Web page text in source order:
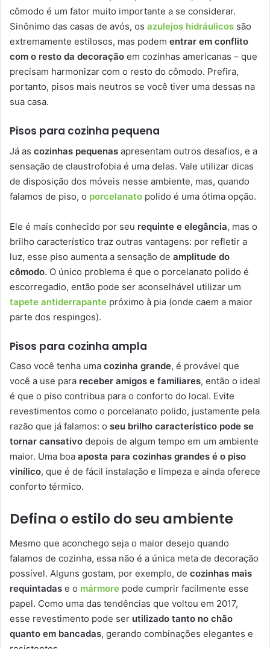
cômodo é um fator muito importante a se considerar.
Sinônimo das casas de avós, os azulejos hidráulicos são
extremamente estilosos, mas podem entrar em conflito
com o resto da decoração em cozinhas americanas – que
precisam harmonizar com o resto do cômodo. Prefira,
portanto, pisos mais neutros se você tiver uma dessas na
sua casa.
Pisos para cozinha pequena
Já as cozinhas pequenas apresentam outros desafios, e a
sensação de claustrofobia é uma delas. Vale utilizar dicas
de disposição dos móveis nesse ambiente, mas, quando
falamos de piso, o porcelanato polido é uma ótima opção.
Ele é mais conhecido por seu requinte e elegância, mas o
brilho característico traz outras vantagens: por refletir a
luz, esse piso aumenta a sensação de amplitude do
cômodo. O único problema é que o porcelanato polido é
escorregadio, então pode ser aconselhável utilizar um
tapete antiderrapante próximo à pia (onde caem a maior
parte dos respingos).
Pisos para cozinha ampla
Caso você tenha uma cozinha grande, é provável que
você a use para receber amigos e familiares, então o ideal
é que o piso contribua para o conforto do local. Evite
revestimentos como o porcelanato polido, justamente pela
razão que já falamos: o seu brilho característico pode se
tornar cansativo depois de algum tempo em um ambiente
maior. Uma boa aposta para cozinhas grandes é o piso
vinílico, que é de fácil instalação e limpeza e ainda oferece
conforto térmico.
Defina o estilo do seu ambiente
Mesmo que aconchego seja o maior desejo quando
falamos de cozinha, essa não é a única meta de decoração
possível. Alguns gostam, por exemplo, de cozinhas mais
requintadas e o mármore pode cumprir facilmente esse
papel. Como uma das tendências que voltou em 2017,
esse revestimento pode ser utilizado tanto no chão
quanto em bancadas, gerando combinações elegantes e